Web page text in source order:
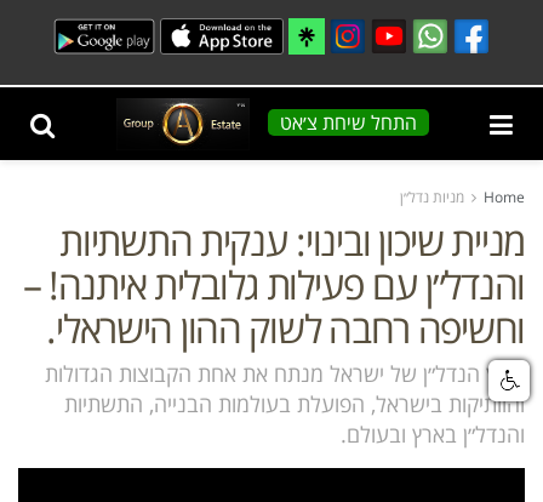
התחל שיחת צ׳אט
Home מניות נדל״ן
מניית שיכון ובינוי: ענקית התשתיות
והנדל״ן עם פעילות גלובלית איתנה! –
וחשיפה רחבה לשוק ההון הישראלי.
ערוץ הנדל״ן של ישראל מנתח את אחת הקבוצות הגדולות
והוותיקות בישראל, הפועלת בעולמות הבנייה, התשתיות
והנדל״ן בארץ ובעולם.